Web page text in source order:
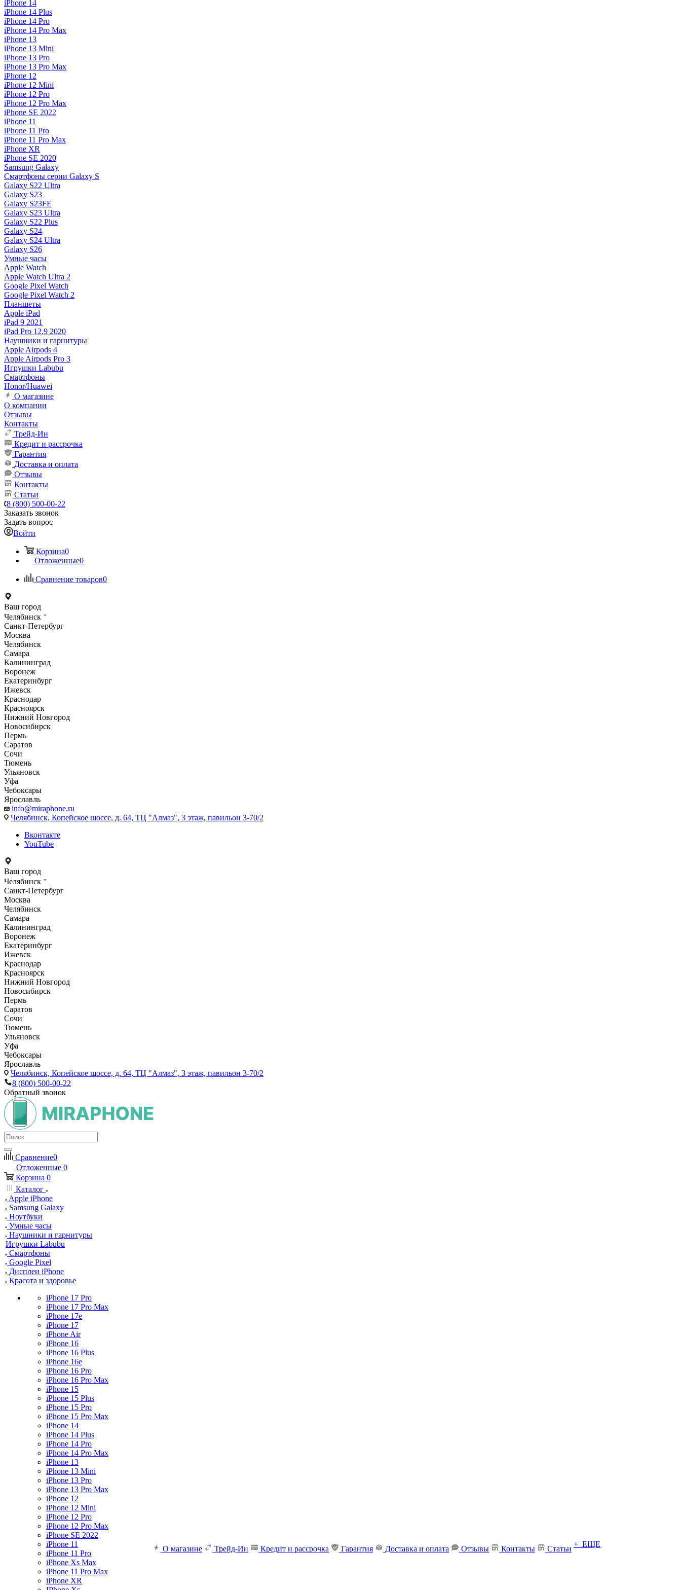
iPhone 14
iPhone 14 Plus
iPhone 14 Pro
iPhone 14 Pro Max
iPhone 13
iPhone 13 Mini
iPhone 13 Pro
iPhone 13 Pro Max
iPhone 12
iPhone 12 Mini
iPhone 12 Pro
iPhone 12 Pro Max
iPhone SE 2022
iPhone 11
iPhone 11 Pro
iPhone 11 Pro Max
iPhone XR
iPhone SE 2020
Samsung Galaxy
Смартфоны серии Galaxy S
Galaxy S22 Ultra
Galaxy S23
Galaxy S23FE
Galaxy S23 Ultra
Galaxy S22 Plus
Galaxy S24
Galaxy S24 Ultra
Galaxy S26
Умные часы
Apple Watch
Apple Watch Ultra 2
Google Pixel Watch
Google Pixel Watch 2
Планшеты
Apple iPad
iPad 9 2021
iPad Pro 12.9 2020
Наушники и гарнитуры
Apple Airpods 4
Apple Airpods Pro 3
Игрушки Labubu
Смартфоны
Honor/Huawei
О магазине
О компании
Отзывы
Контакты
Трейд-Ин
Кредит и рассрочка
Гарантия
Доставка и оплата
Отзывы
Контакты
Статьи
8 (800) 500-00-22
Заказать звонок
Задать вопрос
Войти
Корзина0
Отложенные0
Сравнение товаров0
Ваш город
Челябинск
Санкт-Петербург
Москва
Челябинск
Самара
Калининград
Воронеж
Екатеринбург
Ижевск
Краснодар
Красноярск
Нижний Новгород
Новосибирск
Пермь
Саратов
Сочи
Тюмень
Ульяновск
Уфа
Чебоксары
Ярославль
info@miraphone.ru
Челябинск, Копейское шоссе, д. 64, ТЦ "Алмаз", 3 этаж, павильон 3-70/2
Вконтакте
YouTube
Ваш город
Челябинск
Санкт-Петербург
Москва
Челябинск
Самара
Калининград
Воронеж
Екатеринбург
Ижевск
Краснодар
Красноярск
Нижний Новгород
Новосибирск
Пермь
Саратов
Сочи
Тюмень
Ульяновск
Уфа
Чебоксары
Ярославль
Челябинск, Копейское шоссе, д. 64, ТЦ "Алмаз", 3 этаж, павильон 3-70/2
8 (800) 500-00-22
Обратный звонок
Сравнение0
Отложенные 0
Корзина 0
Каталог
Apple iPhone
Samsung Galaxy
Ноутбуки
Умные часы
Наушники и гарнитуры
Игрушки Labubu
Смартфоны
Google Pixel
Дисплеи iPhone
Красота и здоровье
iPhone 17 Pro
iPhone 17 Pro Max
iPhone 17e
iPhone 17
iPhone Air
iPhone 16
iPhone 16 Plus
iPhone 16e
iPhone 16 Pro
iPhone 16 Pro Max
iPhone 15
iPhone 15 Plus
iPhone 15 Pro
iPhone 15 Pro Max
iPhone 14
iPhone 14 Plus
iPhone 14 Pro
iPhone 14 Pro Max
iPhone 13
iPhone 13 Mini
iPhone 13 Pro
iPhone 13 Pro Max
iPhone 12
iPhone 12 Mini
iPhone 12 Pro
iPhone 12 Pro Max
iPhone SE 2022
iPhone 11
iPhone 11 Pro
iPhone Xs Max
iPhone 11 Pro Max
iPhone XR
О магазине Трейд-Ин Кредит и рассрочка Гарантия Доставка и оплата Отзывы Контакты Статьи
+ ЕЩЕ